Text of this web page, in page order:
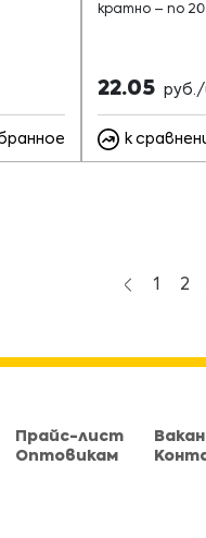
кратно – по
22.05
к
1 2
Прайс-лист
Оптовикам